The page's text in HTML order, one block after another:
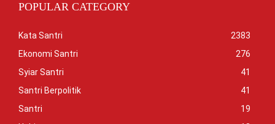
POPULAR CATEGORY
Kata Santri
2383
Ekonomi Santri
276
Syiar Santri
41
Santri Berpolitik
41
Santri
19